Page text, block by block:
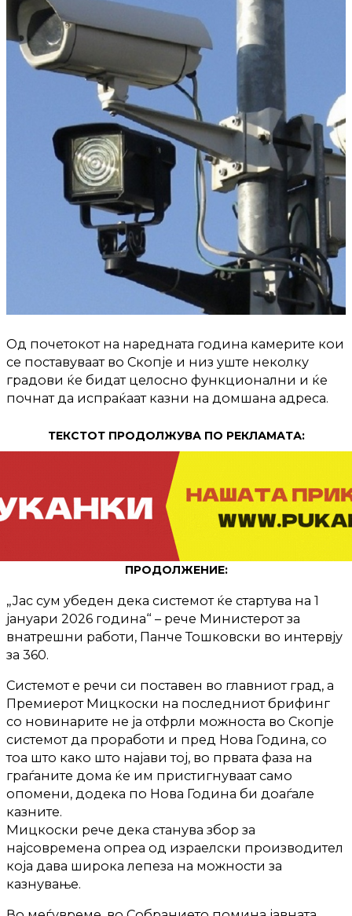
Од почетокот на наредната година камерите кои
се поставуваат во Скопје и низ уште неколку
градови ќе бидат целосно функционални и ќе
почнат да испраќаат казни на домшана адреса.
ТЕКСТОТ ПРОДОЛЖУВА ПО РЕКЛАМАТА:
ПРОДОЛЖЕНИЕ:
„Јас сум убеден дека системот ќе стартува на 1
јануари 2026 година“ – рече Министерот за
внатрешни работи, Панче Тошковски во интервју
за 360.
Системот е речи си поставен во главниот град, а
Премиерот Мицкоски на последниот брифинг
со новинарите не ја отфрли можноста во Скопје
системот да проработи и пред Нова Година, со
тоа што како што најави тој, во првата фаза на
граѓаните дома ќе им пристигнуваат само
опомени, додека по Нова Година би доаѓале
казните.
Мицкоски рече дека станува збор за
најсовремена опреа од израелски производител
која дава широка лепеза на можности за
казнување.